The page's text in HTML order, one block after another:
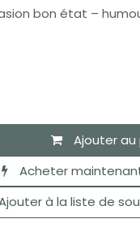
bon état –
Ajouter au
Acheter
à la liste de